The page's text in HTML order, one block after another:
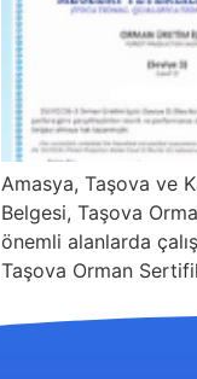
Amasya, Taşova ve
Belgesi, Taşova
önemli alanlarda
Taşova Orman